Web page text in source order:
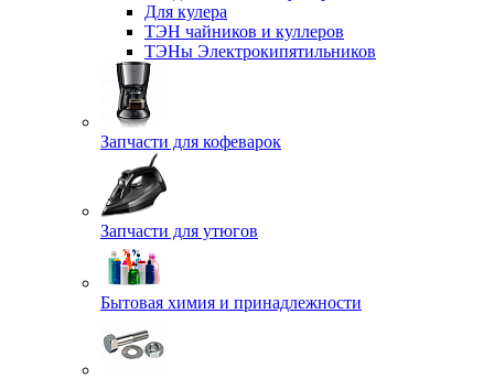
Для кулера
ТЭН чайников и куллеров
ТЭНы Электрокипятильников
Запчасти для кофеварок
Запчасти для утюгов
Бытовая химия и принадлежности